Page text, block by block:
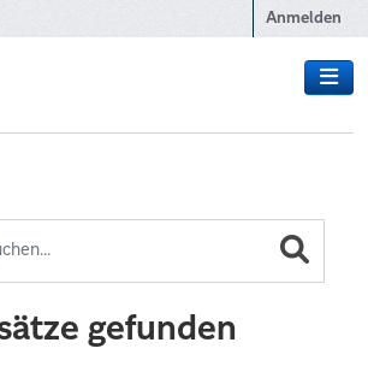
Anmelden
gefunden